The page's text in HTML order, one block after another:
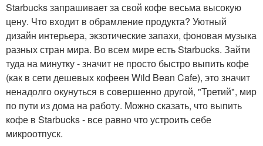
Starbucks запрашивает за свой кофе весьма высокую
цену. Что входит в обрамление продукта? Уютный
дизайн интерьера, экзотические запахи, фоновая музыка
разных стран мира. Во всем мире есть Starbucks. Зайти
туда на минутку - значит не просто быстро выпить кофе
(как в сети дешевых кофеен Wild Bean Cafе), это значит
ненадолго окунуться в совершенно другой, "Третий", мир
по пути из дома на работу. Можно сказать, что выпить
кофе в Starbucks - все равно что устроить себе
микроотпуск.